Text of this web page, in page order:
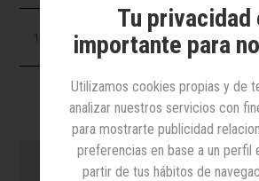
11 junio 2024
Gráfica
Tu privacidad
importante para
Utilizamos cookies propias y de
analizar nuestros servicios con
para mostrarte publicidad
preferencias en base a un perfil
partir de tus hábitos de